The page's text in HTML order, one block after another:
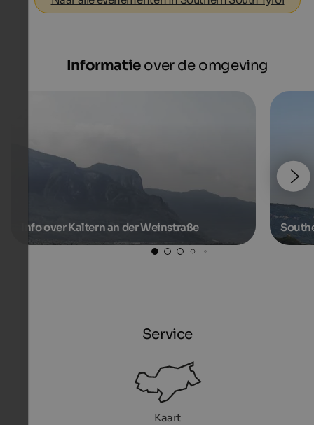
Informatieover de omgeving
Info over Kaltern an der Weinstraße
Service
Kaart